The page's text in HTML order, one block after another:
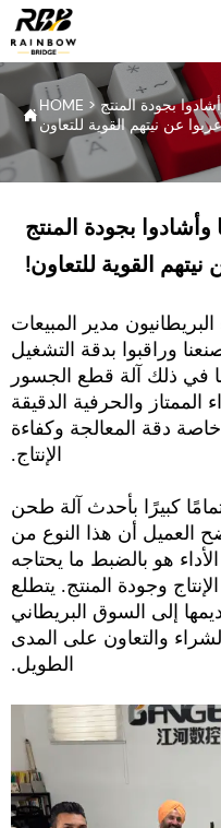
HOME >بجودة المنتج
بجودة المنتج
نيتهم القوية للتعاون!
العملاء البريطانيون مدير المبيعات
وراقبوا بدقة التشغيل
في ذلك آلة قطع الجسور
والحرفية الدقيقة
خاصة دقة المعالجة وكفاءة
الإنتاج.
كبيرًا بأحدث آلة طحن
العميل أن هذا النوع من
هو بالضبط ما يحتاجه
وجودة المنتج. يتطلع
إلى السوق البريطاني
والتعاون على المدى
الطويل.